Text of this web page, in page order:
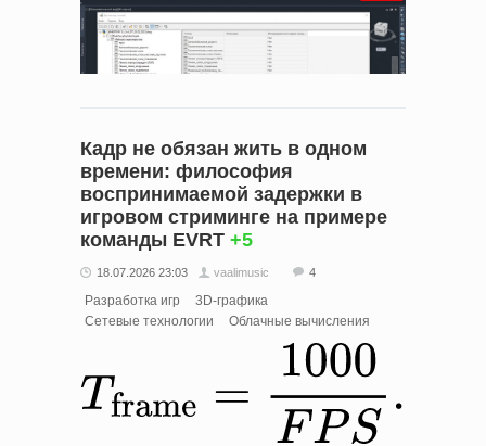
Кадр не обязан жить в одном
времени: философия
воспринимаемой задержки в
игровом стриминге на примере
команды EVRT +5
18.07.2026 23:03 vaalimusic 4
Разработка игр
3D-графика
Сетевые технологии
Облачные вычисления